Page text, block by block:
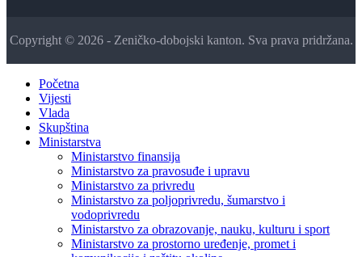
Copyright © 2026 - Zeničko-dobojski kanton. Sva prava pridržana.
Početna
Vijesti
Vlada
Skupština
Ministarstva
Ministarstvo finansija
Ministarstvo za pravosuđe i upravu
Ministarstvo za privredu
Ministarstvo za poljoprivredu, šumarstvo i
vodoprivredu
Ministarstvo za obrazovanje, nauku, kulturu i sport
Ministarstvo za prostorno uređenje, promet i